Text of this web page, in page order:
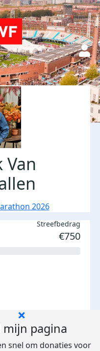
Van
2026
Streefbedrag
€750
mijn pagina
snel om donaties voor